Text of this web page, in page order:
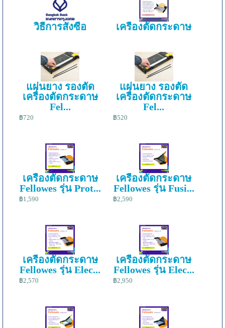
วิธีการสั่งซื้อ เครื่องตัดกระดาษ
แผ่นยาง รองตัด
เครื่องตัดกระดาษ
Fel...
฿720
แผ่นยาง รองตัด
เครื่องตัดกระดาษ
Fel...
฿520
เครื่องตัดกระดาษ
Fellowes รุ่น Prot...
฿1,590
เครื่องตัดกระดาษ
Fellowes รุ่น Fusi...
฿2,590
เครื่องตัดกระดาษ
Fellowes รุ่น Elec...
฿2,570
เครื่องตัดกระดาษ
Fellowes รุ่น Elec...
฿2,950